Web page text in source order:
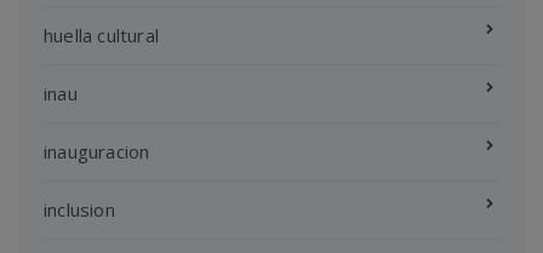
huella cultural
inau
inauguracion
inclusion